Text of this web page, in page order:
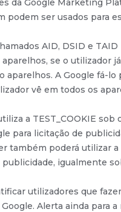
da Google Marketing
podem ser usados para
AID, DSID e TAID
se o utilizador
aparelhos. A Google fá-lo
vê em todos os
a TEST_COOKIE sob
para licitação de
também poderá utilizar
igualmente
utilizadores que
Alerta ainda para a